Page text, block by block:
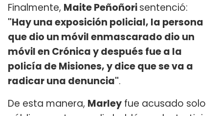
Finalmente, Maite Peñoñorisentenció:
"Hay una exposición policial, la persona
que dio un móvil enmascarado dio un
móvil en Crónica y después fue a la
policía de Misiones, y dice que se va a
radicar una denuncia".
De esta manera, Marley fue acusado solo